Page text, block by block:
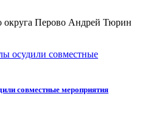
округа Перово Андрей Тюрин
совместные мероприятия